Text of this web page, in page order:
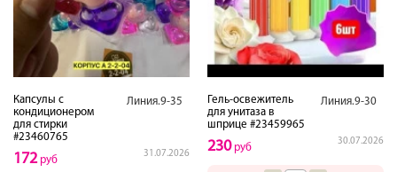
Капсулы с
кондиционером
для стирки
#23460765
Линия.9-35
31.07.2026
172руб
Гель-освежитель
для унитаза в
шприце #23459965
Линия.9-30
30.07.2026
230руб